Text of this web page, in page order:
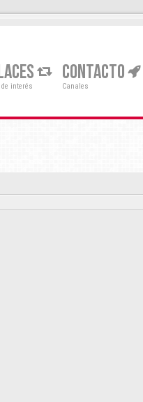
interés
CONTACTO
Canales